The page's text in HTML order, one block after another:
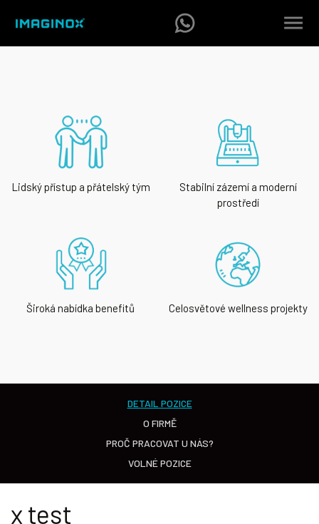
Lidský přístup a přátelský tým
Stabilní zázemí a moderní
prostředí
Široká nabídka benefitů Celosvětové wellness projekty
DETAIL POZICE
O FIRMĚ
PROČ PRACOVAT U NÁS?
VOLNÉ POZICE
x test